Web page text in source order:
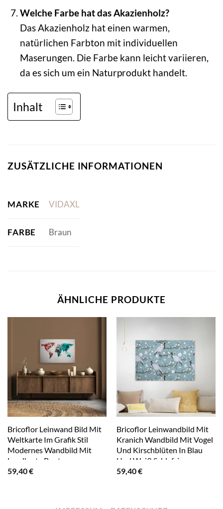
Welche Farbe hat das Akazienholz?
Das Akazienholz hat einen warmen,
natürlichen Farbton mit individuellen
Maserungen. Die Farbe kann leicht variieren,
da es sich um ein Naturprodukt handelt.
Inhalt
ZUSÄTZLICHE INFORMATIONEN
MARKE VIDAXL
FARBE Braun
ÄHNLICHE PRODUKTE
Bricoflor Leinwand Bild Mit
Weltkarte Im Grafik Stil
Modernes Wandbild Mit
Landkarte Bunt
Kinderzimmer Und
59,40€
Bricoflor Leinwandbild Mit
Kranich Wandbild Mit Vogel
Und Kirschblüten In Blau
Und Weiß Schlafzimmer
Canvas Keilrahmen Bild Im
59,40€